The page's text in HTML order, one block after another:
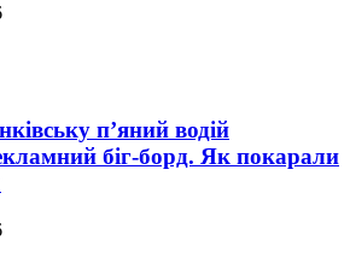
п’яний водій
біг-борд. Як покарали